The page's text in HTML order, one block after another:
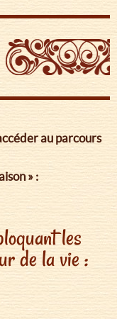
au parcours
» :
les
de la vie :